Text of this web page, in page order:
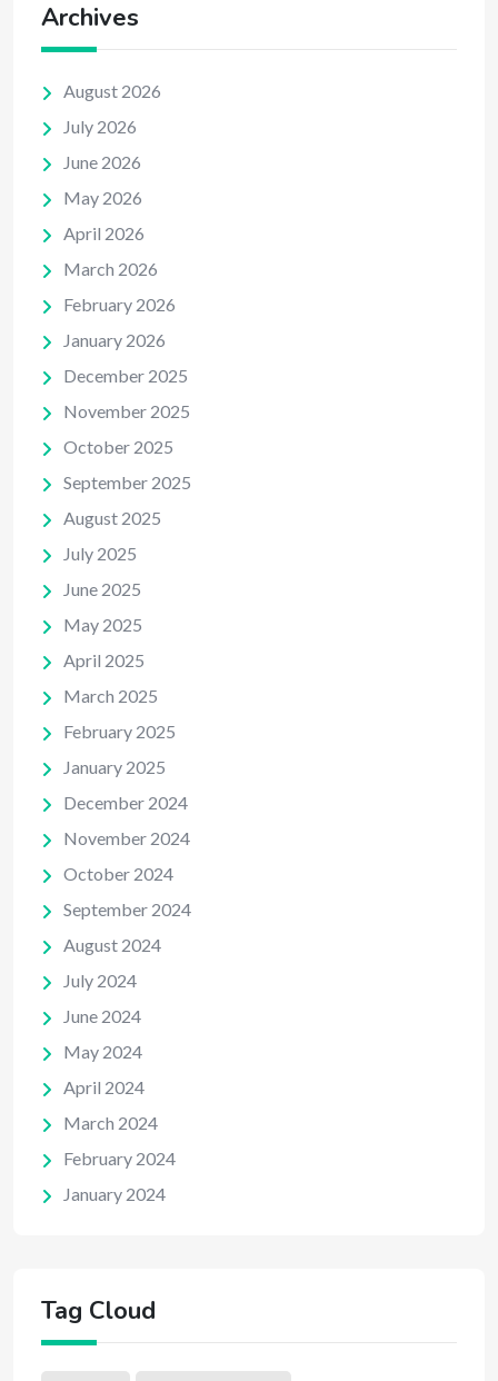
Archives
August 2026
July 2026
June 2026
May 2026
April 2026
March 2026
February 2026
January 2026
December 2025
November 2025
October 2025
September 2025
August 2025
July 2025
June 2025
May 2025
April 2025
March 2025
February 2025
January 2025
December 2024
November 2024
October 2024
September 2024
August 2024
July 2024
June 2024
May 2024
April 2024
March 2024
February 2024
January 2024
Tag Cloud